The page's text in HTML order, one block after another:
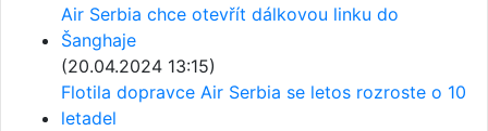
Air Serbia chce otevřít dálkovou linku do
Šanghaje
(20.04.2024 13:15)
Flotila dopravce Air Serbia se letos rozroste o 10
letadel